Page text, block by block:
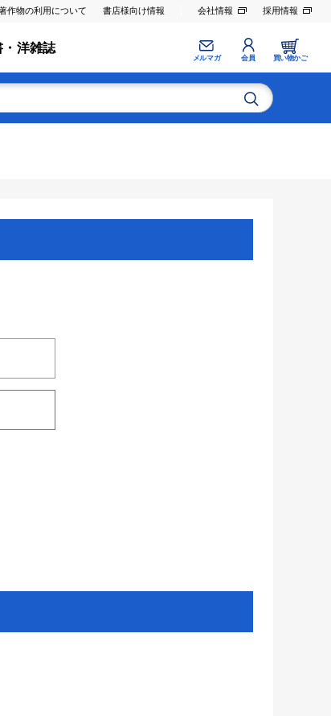
作物の利用について 書店様向け情報 会社情報 採用情報
・洋雑誌
メルマガ 会員 買い物かご